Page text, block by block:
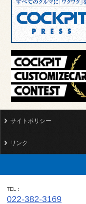
サイトポリシー
リンク
TEL
022-382-3169